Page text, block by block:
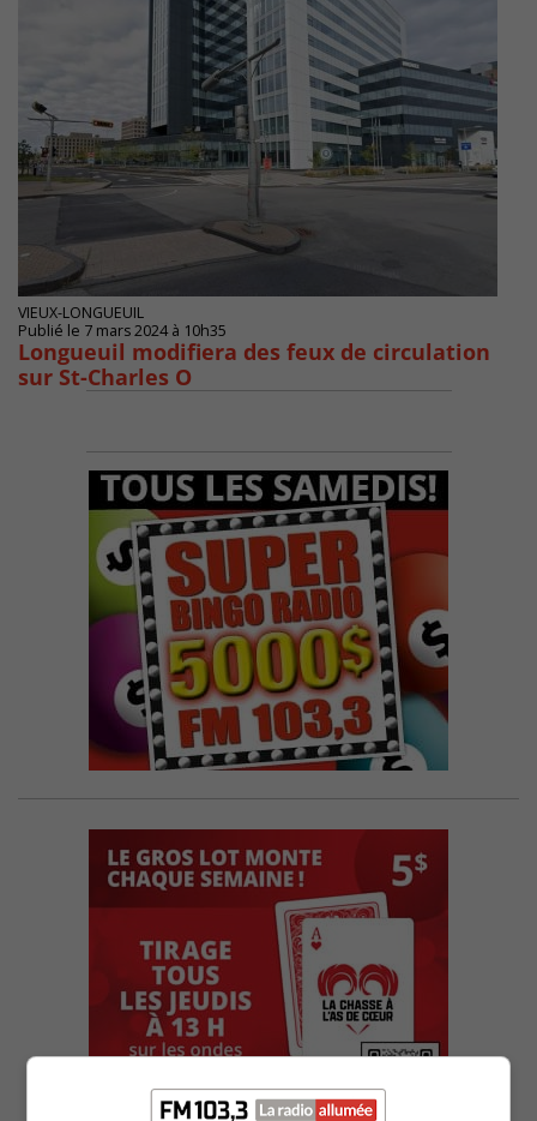
VIEUX-LONGUEUIL
Publié le 7 mars 2024 à 10h35
Longueuil modifiera des feux de circulation
sur St-Charles O